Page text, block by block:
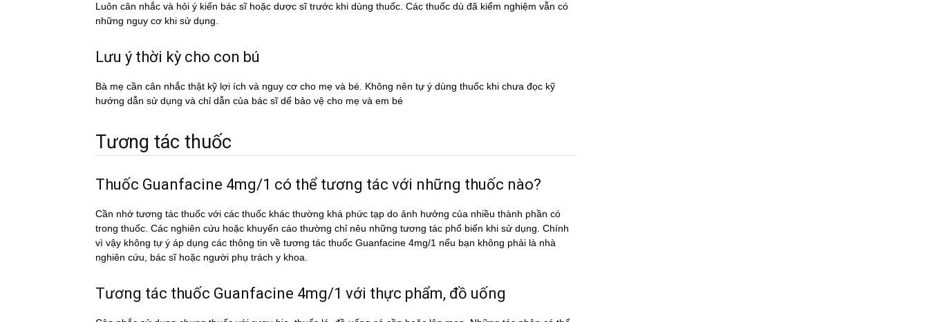
Luôn cân nhắc và hỏi ý kiến bác sĩ hoặc dược sĩ trước khi dùng thuốc. Các thuốc dù đã kiểm nghiệm vẫn có
những nguy cơ khi sử dụng.
Lưu ý thời kỳ cho con bú
Bà mẹ cần cân nhắc thật kỹ lợi ích và nguy cơ cho mẹ và bé. Không nên tự ý dùng thuốc khi chưa đọc kỹ
hướng dẫn sử dụng và chỉ dẫn của bác sĩ dể bảo vệ cho mẹ và em bé
Tương tác thuốc
Thuốc Guanfacine 4mg/1 có thể tương tác với những thuốc nào?
Cần nhớ tương tác thuốc với các thuốc khác thường khá phức tạp do ảnh hưởng của nhiều thành phần có
trong thuốc. Các nghiên cứu hoặc khuyến cáo thường chỉ nêu những tương tác phổ biến khi sử dụng. Chính
vì vậy không tự ý áp dụng các thông tin về tương tác thuốc Guanfacine 4mg/1 nếu bạn không phải là nhà
nghiên cứu, bác sĩ hoặc người phụ trách y khoa.
Tương tác thuốc Guanfacine 4mg/1 với thực phẩm, đồ uống